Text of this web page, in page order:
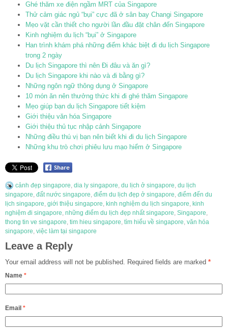
Ghé thăm xe điện ngầm MRT của Singapore
Thử cảm giác ngủ “bụi” cực đã ở sân bay Changi Singapore
Mẹo vặt cần thiết cho người lần đầu đặt chân đến Singapore
Kinh nghiệm du lịch “bụi” ở Singapore
Han trình khám phá những điểm khác biệt đi du lịch Singapore
trong 2 ngày
Du lịch Singapore thì nên Đi đâu và ăn gì?
Du lịch Singapore khi nào và đi bằng gì?
Những ngôn ngữ thông dụng ở Singapore
10 món ăn nên thưởng thức khi đi ghé thăm Singapore
Mẹo giúp bạn du lịch Singapore tiết kiệm
Giới thiệu văn hóa Singapore
Giới thiệu thủ tục nhập cảnh Singapore
Những điều thú vị bạn nên biết khi đi du lịch Singapore
Những khu trò chơi phiêu lưu mạo hiểm ở Singapore
cảnh đẹp singapore, dia ly singapore, du lịch ở singapore, du lịch
singapore, đất nước singapore, điểm du lịch đẹp ở singapore, điểm đến du
lịch singapore, giới thiệu singapore, kinh nghiệm du lịch singapore, kinh
nghiệm đi singapore, những điểm du lịch đẹp nhất singapore, Singapore,
thong tin ve singapore, tim hieu singapore, tìm hiểu về singapore, văn hóa
singapore, việc làm tại singapore
Leave a Reply
Your email address will not be published. Required fields are marked *
Name *
Email *